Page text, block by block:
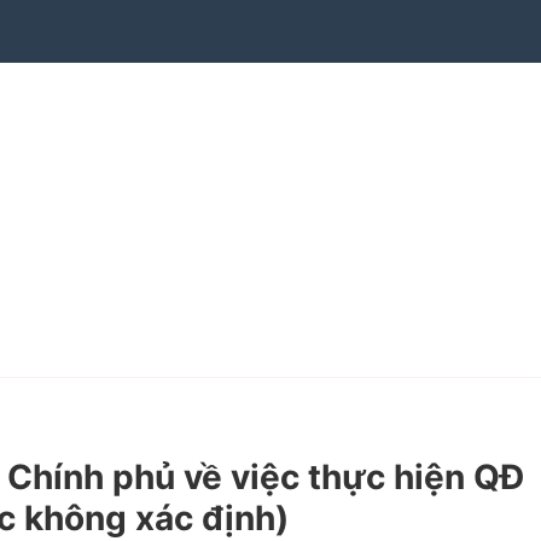
phủ về việc thực hiện QĐ
không xác định)